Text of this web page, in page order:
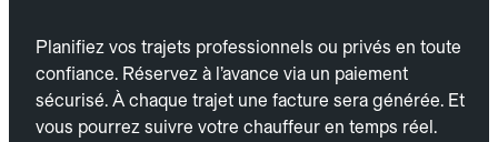
Planifiez vos trajets professionnels ou privés en toute
confiance. Réservez à l’avance via un paiement
sécurisé. À chaque trajet une facture sera générée. Et
vous pourrez suivre votre chauffeur en temps réel.